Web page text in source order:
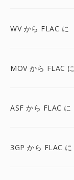
WV から FLAC に
MOV から FLAC に
ASF から FLAC に
3GP から FLAC に